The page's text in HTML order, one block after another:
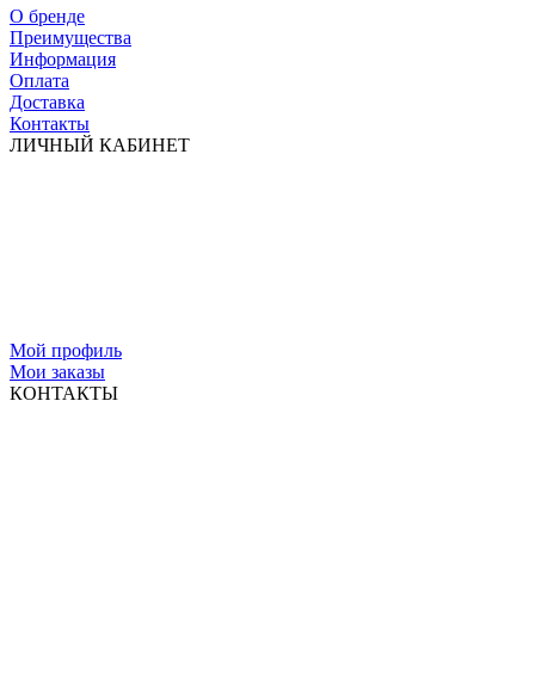
О бренде
Преимущества
Информация
Оплата
Доставка
Контакты
ЛИЧНЫЙ КАБИНЕТ
Мой профиль
Мои заказы
КОНТАКТЫ